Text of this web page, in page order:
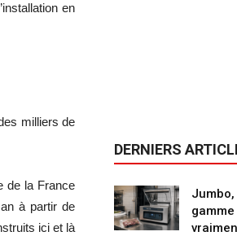
en
milliers de
de la France
à partir de
ici et là
DERNIERS